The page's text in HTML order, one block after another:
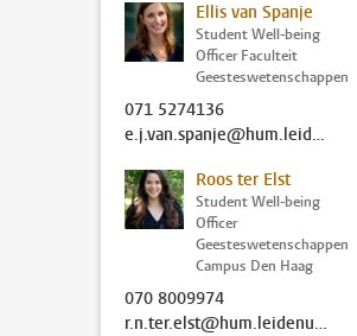
Ellis van Spanje
Student Well-being
Officer Faculteit
Geesteswetenschappen
071 5274136
e.j.van.spanje@hum.leidenuniv.nl
Roos ter Elst
Student Well-being
Officer
Geesteswetenschappen
Campus Den Haag
070 8009974
r.n.ter.elst@hum.leidenuniv.nl